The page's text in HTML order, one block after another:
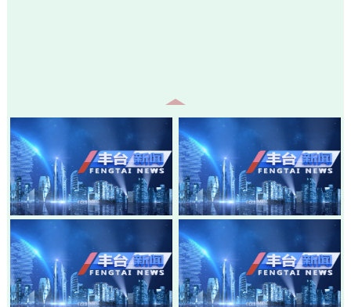
20260805-丰台新闻